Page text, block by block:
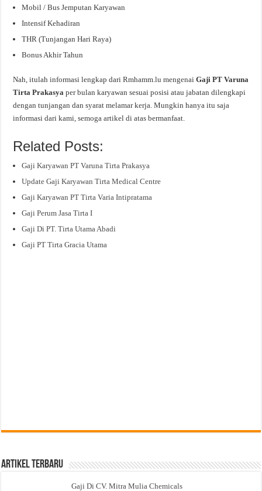
Mobil / Bus Jemputan Karyawan
Intensif Kehadiran
THR (Tunjangan Hari Raya)
Bonus Akhir Tahun
Nah, itulah informasi lengkap dari Rmhamm.lu mengenaiGaji PT Varuna
Tirta Prakasyaper bulan karyawan sesuai posisi atau jabatan dilengkapi
dengan tunjangan dan syarat melamar kerja. Mungkin hanya itu saja
informasi dari kami, semoga artikel di atas bermanfaat.
Related Posts:
Gaji Karyawan PT Varuna Tirta Prakasya
Update Gaji Karyawan Tirta Medical Centre
Gaji Karyawan PT Tirta Varia Intipratama
Gaji Perum Jasa Tirta I
Gaji Di PT. Tirta Utama Abadi
Gaji PT Tirta Gracia Utama
Artikel Terbaru
Gaji Di CV. Mitra Mulia Chemicals